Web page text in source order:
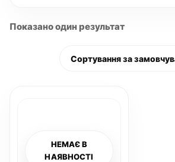
Показано один результат
НЕМАЄ В
НАЯВНОСТІ